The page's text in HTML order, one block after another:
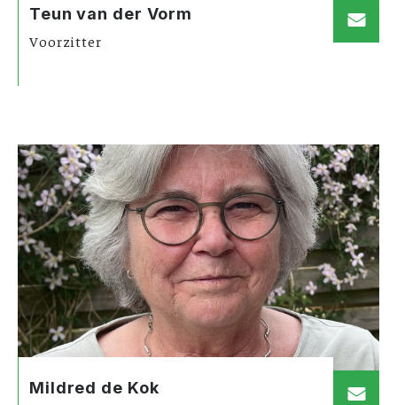
Teun van der Vorm
Voorzitter
Mildred de Kok